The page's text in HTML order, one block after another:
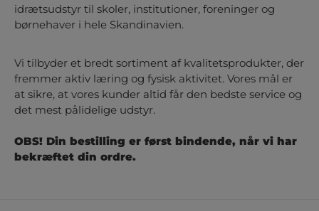
idrætsudstyr til skoler, institutioner, foreninger og
børnehaver i hele Skandinavien.
Vi tilbyder et bredt sortiment af kvalitetsprodukter, der
fremmer aktiv læring og fysisk aktivitet. Vores mål er
at sikre, at vores kunder altid får den bedste service og
det mest pålidelige udstyr.
OBS! Din bestilling er først bindende, når vi har
bekræftet din ordre.